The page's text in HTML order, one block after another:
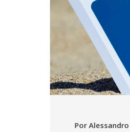
Por Alessandro